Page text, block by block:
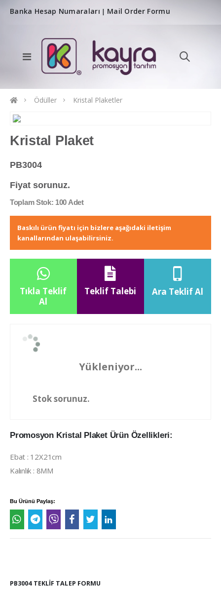
Banka Hesap Numaraları | Mail Order Formu
Ödüller Kristal Plaketler
Kristal Plaket
PB3004
Fiyat sorunuz.
Toplam Stok: 100 Adet
Baskılı ürün fiyatı için bizlere aşağıdaki iletişim
kanallarından ulaşabilirsiniz.
Tıkla Teklif
Al
Teklif Talebi Ara Teklif Al
Yükleniyor...
Stok sorunuz.
Promosyon Kristal Plaket Ürün Özellikleri:
Ebat : 12X21cm
Kalınlık : 8MM
Bu Ürünü Paylaş:
PB3004 TEKLIF TALEP FORMU